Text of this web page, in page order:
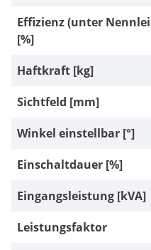
Effizienz (unter
[%]
Haftkraft [kg]
Sichtfeld [mm]
Winkel einstellbar [°]
Einschaltdauer [%]
Eingangsleistung [kVA]
Leistungsfaktor